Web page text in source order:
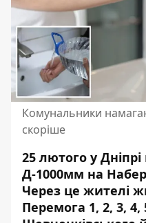
Комунальники
скоріше
25 лютого у
Д-1000мм на
Через це жителі
Перемога 1, 2, 3, 4,